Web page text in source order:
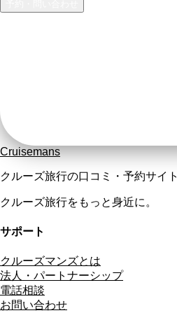
Cruisemans
クルーズ旅行の口コミ・予約サイト
クルーズ旅行をもっと身近に。
サポート
クルーズマンズとは
法人・パートナーシップ
電話相談
お問い合わせ